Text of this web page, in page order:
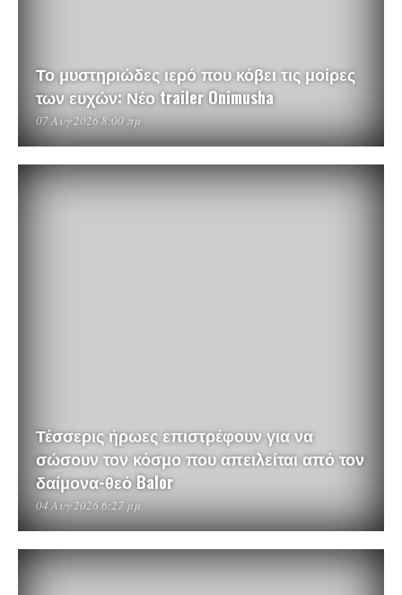
Το μυστηριώδες ιερό που κόβει τις μοίρες
των ευχών: Νέο trailer Onimusha
07 Αυγ 2026 8:00 πμ
Τέσσερις ήρωες επιστρέφουν για να
σώσουν τον κόσμο που απειλείται από τον
δαίμονα-θεό Balor
04 Αυγ 2026 6:27 μμ